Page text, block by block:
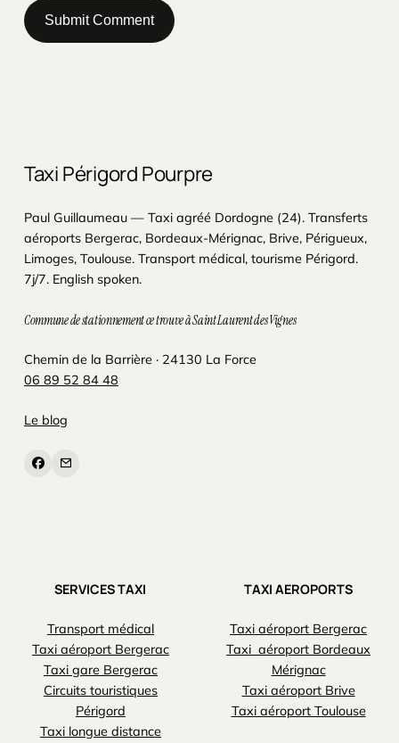
Taxi Périgord Pourpre
Paul Guillaumeau — Taxi agréé Dordogne (24). Transferts
aéroports Bergerac, Bordeaux-Mérignac, Brive, Périgueux,
Limoges, Toulouse. Transport médical, tourisme Périgord.
7j/7. English spoken.
Commune de stationnement ce trouve à Saint Laurent des Vignes
Chemin de la Barrière · 24130 La Force
06 89 52 84 48
Le blog
SERVICES TAXI
Transport médical
Taxi aéroport Bergerac
Taxi gare Bergerac
Circuits touristiques
Périgord
Taxi longue distance
TAXI AEROPORTS
Taxi aéroport Bergerac
Taxi aéroport Bordeaux
Mérignac
Taxi aéroport Brive
Taxi aéroport Toulouse